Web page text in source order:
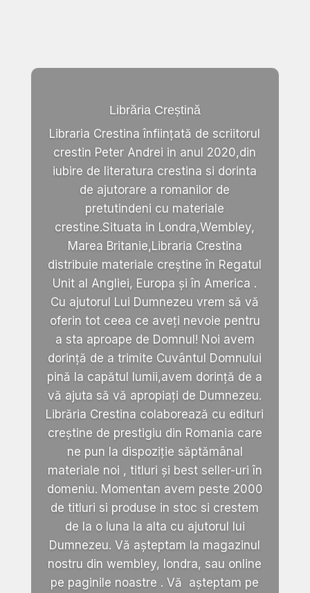
Librăria Creștină
Libraria Crestina înființată de scriitorul
crestin Peter Andrei in anul 2020,din
iubire de literatura crestina si dorinta
de ajutorare a romanilor de
pretutindeni cu materiale
crestine.Situata in Londra,Wembley,
Marea Britanie,Libraria Crestina
distribuie materiale creștine în Regatul
Unit al Angliei, Europa și în America .
Cu ajutorul Lui Dumnezeu vrem să vă
oferin tot ceea ce aveți nevoie pentru
a sta aproape de Domnul! Noi avem
dorință de a trimite Cuvântul Domnului
pină la capătul lumii,avem dorință de a
vă ajuta să vă apropiați de Dumnezeu.
Librăria Crestina colaborează cu edituri
creștine de prestigiu din Romania care
ne pun la dispoziție săptămânal
materiale noi , titluri și best seller-uri în
domeniu. Momentan avem peste 2000
de titluri si produse in stoc si crestem
de la o luna la alta cu ajutorul lui
Dumnezeu. Vă așteptam la magazinul
nostru din wembley, londra, sau online
pe paginile noastre . Vă așteptam pe